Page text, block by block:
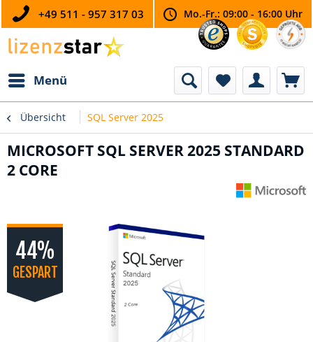
+49 511 - 957 317 03 Mo.-Fr.: 09:00 - 16:00 Uhr
Menü
Übersicht SQL Server 2025
MICROSOFT SQL SERVER 2025 STANDARD
2 CORE
44%
GESPART